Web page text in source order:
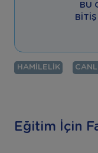
BU
HAMILELIK
Eğitim İçin